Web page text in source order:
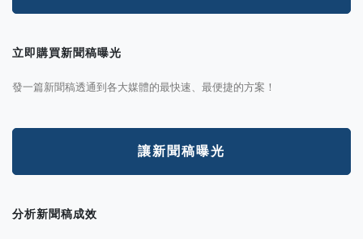
立即購買新聞稿曝光
發一篇新聞稿透通到各大媒體的最快速、最便捷的方案！
讓新聞稿曝光
分析新聞稿成效